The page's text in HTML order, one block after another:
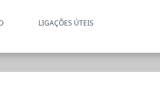
LIGAÇÕES ÚTEIS